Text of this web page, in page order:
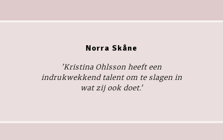
Norra Skåne
'Kristina Ohlsson heeft een
indrukwekkend talent om te slagen in
wat zij ook doet.'